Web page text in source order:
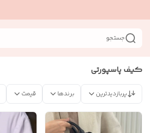
جستجو
کیف پاسپورتی
پربازدیدترین برندها قیمت